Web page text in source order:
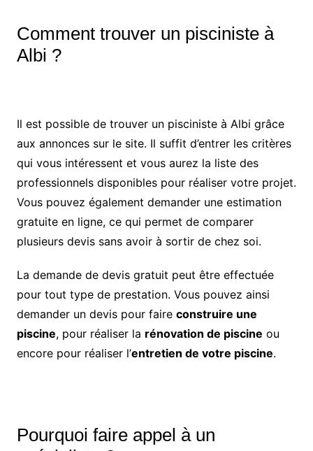
Comment trouver un pisciniste à
Albi ?
Il est possible de trouver un pisciniste à Albi grâce
aux annonces sur le site. Il suffit d’entrer les critères
qui vous intéressent et vous aurez la liste des
professionnels disponibles pour réaliser votre projet.
Vous pouvez également demander une estimation
gratuite en ligne, ce qui permet de comparer
plusieurs devis sans avoir à sortir de chez soi.
La demande de devis gratuit peut être effectuée
pour tout type de prestation. Vous pouvez ainsi
demander un devis pour faire construire une
piscine, pour réaliser la rénovation de piscine ou
encore pour réaliser l’entretien de votre piscine.
Pourquoi faire appel à un